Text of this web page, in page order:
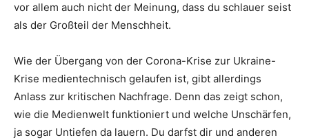
vor allem auch nicht der Meinung, dass du schlauer seist
als der Großteil der Menschheit.
Wie der Übergang von der Corona-Krise zur Ukraine-
Krise medientechnisch gelaufen ist, gibt allerdings
Anlass zur kritischen Nachfrage. Denn das zeigt schon,
wie die Medienwelt funktioniert und welche Unschärfen,
ja sogar Untiefen da lauern. Du darfst dir und anderen